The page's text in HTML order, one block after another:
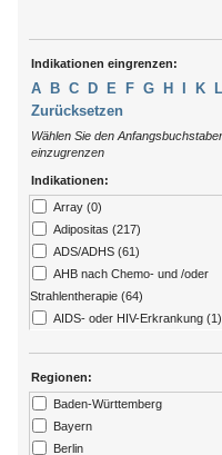
Indikationen eingrenzen:
A B C D E F G H K L
Zurücksetzen
Wählen Sie den
einzugrenzen
Indikationen:
Array (0)
Adipositas (217)
ADS/ADHS (61)
AHB nach Chemo- und /oder
Strahlentherapie (64)
AIDS- oder HIV-Erkrankung (1)
Alzheimer (13)
Amputation (176)
Angststörungen (273)
Arthritis (92)
Regionen:
Baden-Württemberg
Bayern
Berlin